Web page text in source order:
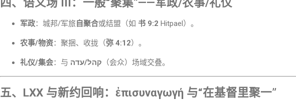
军政：城邦/军旅 自聚合或结盟（如 书 9:2 Hitpael）。
农事/物资：聚捆、收拢（弥 4:12）。
礼仪/集会：与 קהל/עדה （会众）场域交叠。
五、LXX 与新约回响： ἐπισυναγωγή 与“在基督里聚一”